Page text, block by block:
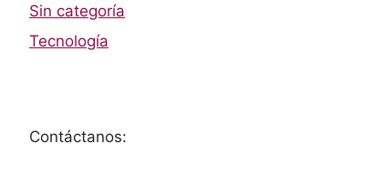
Sin categoría
Tecnología
Contáctanos: